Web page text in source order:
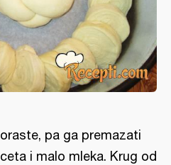
pa ga premazati
i malo mleka. Krug od